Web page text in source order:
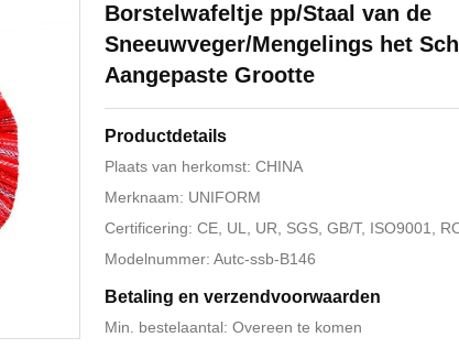
Borstelwafeltje pp/Staal van de
Sneeuwveger/Mengelings het
Aangepaste Grootte
Productdetails
Plaats van herkomst: CHINA
Merknaam: UNIFORM
Certificering: CE, UL, UR, SGS, GB/T, ISO9001,
Modelnummer: Autc-ssb-B146
Betaling en verzendvoorwaarden
Min. bestelaantal: Overeen te komen